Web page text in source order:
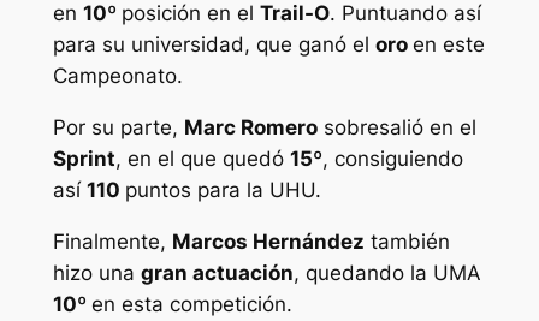
en 10º posición en el Trail-O. Puntuando así
para su universidad, que ganó el oro en este
Campeonato.
Por su parte, Marc Romerosobresalió en el
Sprint, en el que quedó 15º, consiguiendo
así 110 puntos para la UHU.
Finalmente, Marcos Hernández también
hizo una gran actuación, quedando la UMA
10º en esta competición.